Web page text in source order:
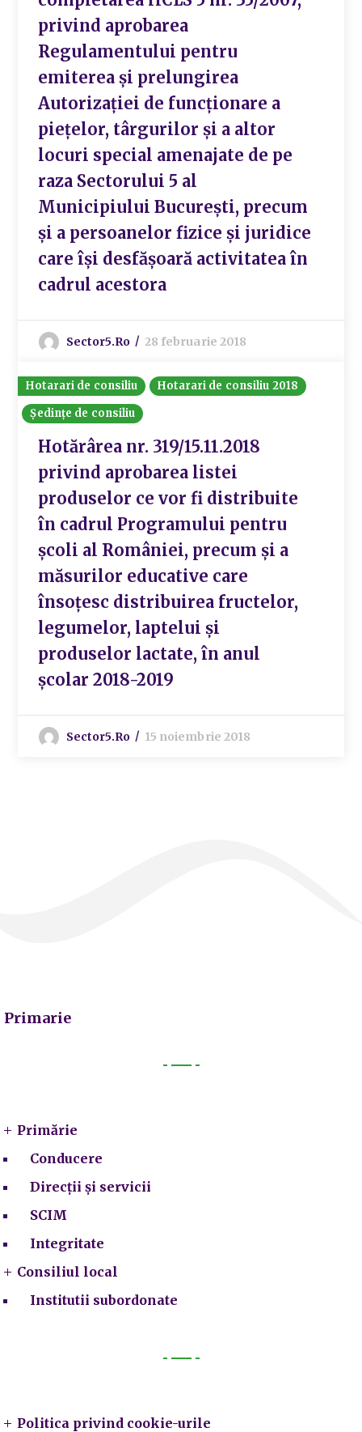
privind aprobarea
Regulamentului pentru
emiterea și prelungirea
Autorizației de funcționare a
piețelor, târgurilor și a altor
locuri special amenajate de pe
raza Sectorului 5 al
Municipiului București, precum
și a persoanelor fizice și juridice
care își desfășoară activitatea în
cadrul acestora
Sector5.ro 28 februarie 2018
Hotarari de consiliu
Hotarari de consiliu 2018
Ședințe de consiliu
Hotărârea nr. 319/15.11.2018
privind aprobarea listei
produselor ce vor fi distribuite
în cadrul Programului pentru
școli al României, precum și a
măsurilor educative care
însoțesc distribuirea fructelor,
legumelor, laptelui și
produselor lactate, în anul
școlar 2018-2019
Sector5.ro 15 noiembrie 2018
Primarie
Primărie
Conducere
Direcții și servicii
SCIM
Integritate
Consiliul local
Institutii subordonate
Politica privind cookie-urile